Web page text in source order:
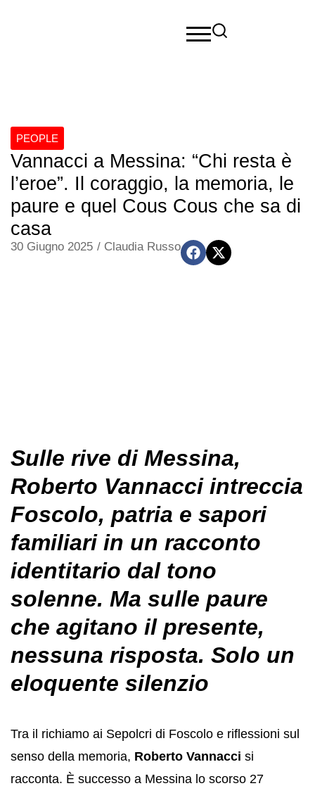
PEOPLE
Vannacci a Messina: “Chi resta è
l’eroe”. Il coraggio, la memoria, le
paure e quel Cous Cous che sa di
casa
30 Giugno 2025 / Claudia Russo
Sulle rive di Messina,
Roberto Vannacci intreccia
Foscolo, patria e sapori
familiari in un racconto
identitario dal tono
solenne. Ma sulle paure
che agitano il presente,
nessuna risposta. Solo un
eloquente silenzio
Tra il richiamo ai Sepolcri di Foscolo e riflessioni sul
senso della memoria, Roberto Vannacci si
racconta. È successo a Messina lo scorso 27